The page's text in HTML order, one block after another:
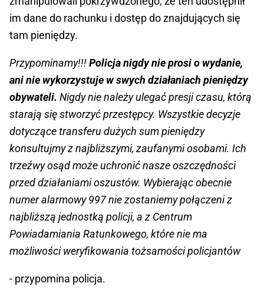
im dane do rachunku i dostęp do znajdujących się
tam pieniędzy.
Przypominamy!!!Policja nigdy nie prosi o wydanie,
ani nie wykorzystuje w swych działaniach pieniędzy
obywateli. Nigdy nie należy ulegać presji czasu, którą
starają się stworzyć przestępcy. Wszystkie decyzje
dotyczące transferu dużych sum pieniędzy
konsultujmy z najbliższymi, zaufanymi osobami. Ich
trzeźwy osąd może uchronić nasze oszczędności
przed działaniami oszustów. Wybierając obecnie
numer alarmowy 997 nie zostaniemy połączeni z
najbliższą jednostką policji, a z Centrum
Powiadamiania Ratunkowego, które nie ma
możliwości weryfikowania tożsamości policjantów
- przypomina policja.